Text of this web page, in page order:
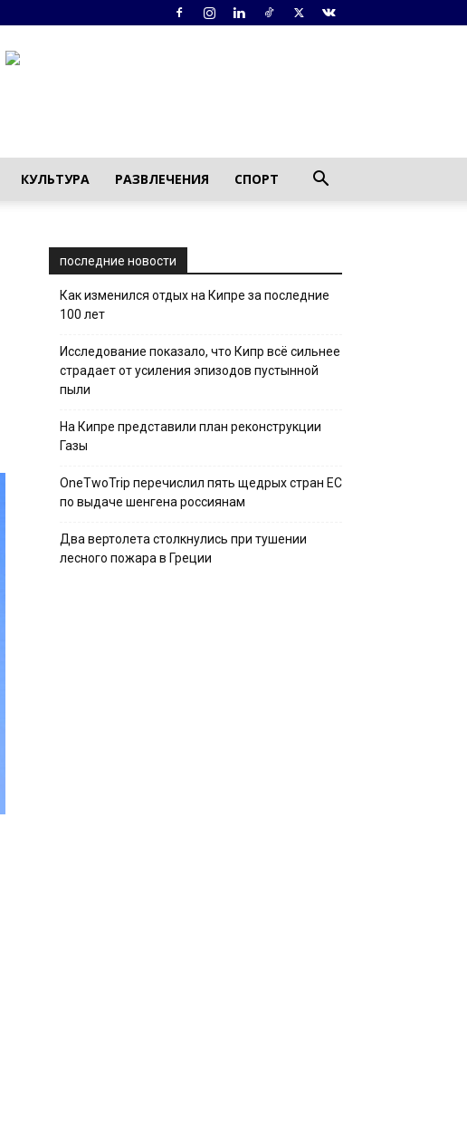
КУЛЬТУРА РАЗВЛЕЧЕНИЯ СПОРТ
последние новости
Как изменился отдых на Кипре за последние
100 лет
Исследование показало, что Кипр всё сильнее
страдает от усиления эпизодов пустынной
пыли
На Кипре представили план реконструкции
Газы
OneTwoTrip перечислил пять щедрых стран ЕС
по выдаче шенгена россиянам
Два вертолета столкнулись при тушении
лесного пожара в Греции